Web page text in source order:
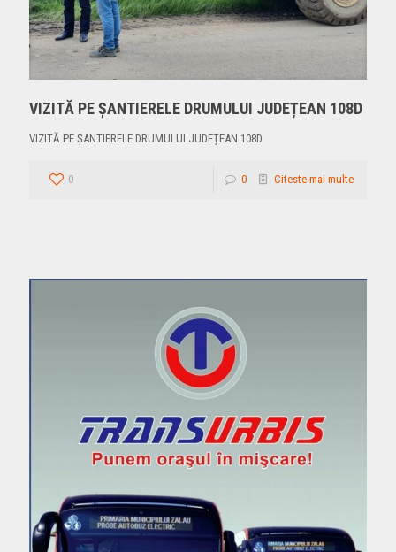
VIZITĂ PE ȘANTIERELE DRUMULUI JUDEȚEAN 108D
VIZITĂ PE ȘANTIERELE DRUMULUI JUDEȚEAN 108D
0 0 Citeste mai multe